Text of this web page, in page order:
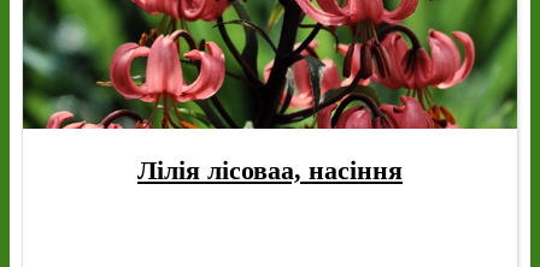
Лілія лісоваа, насіння